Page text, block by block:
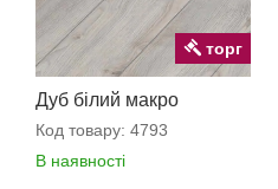
Дуб білий макро
Код товару: 4793
В наявності
торг